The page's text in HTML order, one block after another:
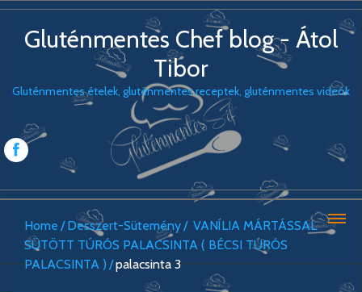
Gluténmentes Chef blog - Átol
Tibor
Gluténmentes ételek, gluténmentes receptek, gluténmentes videók
Home Desszert-Sütemény
VANÍLIA MÁRTÁSSAL
SÜTÖTT TÚRÓS PALACSINTA ( BÉCSI TÚRÓS
PALACSINTA ) palacsinta 3